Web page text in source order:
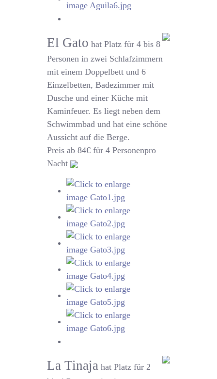
El Gato hat Platz für 4 bis 8
Personen in zwei Schlafzimmern
mit einem Doppelbett und 6
Einzelbetten, Badezimmer mit
Dusche und einer Küche mit
Kaminfeuer. Es liegt neben dem
Schwimmbad und hat eine schöne
Aussicht auf die Berge.
Preis ab 84€ für 4 Personenpro
Nacht
La Tinaja hat Platz für 2